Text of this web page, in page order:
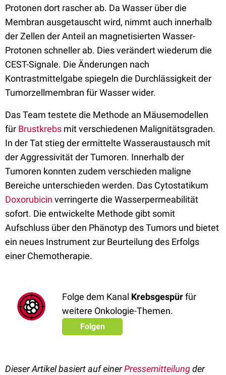
Protonen dort rascher ab. Da Wasser über die
Membran ausgetauscht wird, nimmt auch innerhalb
der Zellen der Anteil an magnetisierten Wasser-
Protonen schneller ab. Dies verändert wiederum die
CEST-Signale. Die Änderungen nach
Kontrastmittelgabe spiegeln die Durchlässigkeit der
Tumorzellmembran für Wasser wider.
Das Team testete die Methode an Mäusemodellen
für Brustkrebs mit verschiedenen Malignitätsgraden.
In der Tat stieg der ermittelte Wasseraustausch mit
der Aggressivität der Tumoren. Innerhalb der
Tumoren konnten zudem verschieden maligne
Bereiche unterschieden werden. Das Cytostatikum
Doxorubicin verringerte die Wasserpermeabilität
sofort. Die entwickelte Methode gibt somit
Aufschluss über den Phänotyp des Tumors und bietet
ein neues Instrument zur Beurteilung des Erfolgs
einer Chemotherapie.
Folge dem Kanal Krebsgespürfür
weitere Onkologie-Themen.
Folgen
Dieser Artikel basiert auf einerPressemitteilungder